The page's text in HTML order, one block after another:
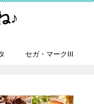
♪
セガ・マークIII